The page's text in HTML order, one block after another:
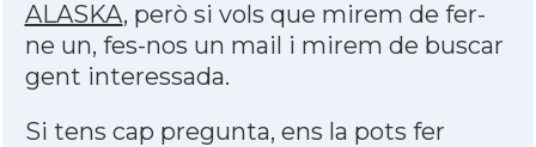
ALASKA, però si vols que mirem de fer-
ne un, fes-nos un mail i mirem de buscar
gent interessada.
Si tens cap pregunta, ens la pots fer